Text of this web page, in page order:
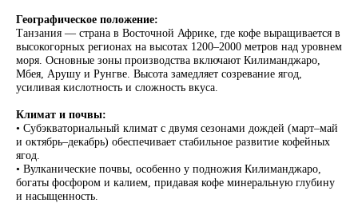
Географическое положение:
Танзания — страна в Восточной Африке, где кофе выращивается в
высокогорных регионах на высотах 1200–2000 метров над уровнем
моря. Основные зоны производства включают Килиманджаро,
Мбея, Арушу и Рунгве. Высота замедляет созревание ягод,
усиливая кислотность и сложность вкуса.
Климат и почвы:
• Субэкваториальный климат с двумя сезонами дождей (март–май
и октябрь–декабрь) обеспечивает стабильное развитие кофейных
ягод.
• Вулканические почвы, особенно у подножия Килиманджаро,
богаты фосфором и калием, придавая кофе минеральную глубину
и насыщенность.
ПОДПИШИТЕСЬ
НА НАШУ
РАССЫЛКУ